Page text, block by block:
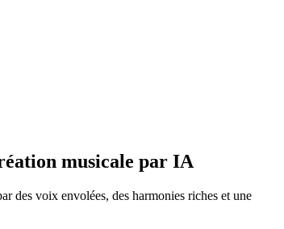
musicale par IA
des voix envolées, des harmonies riches et une